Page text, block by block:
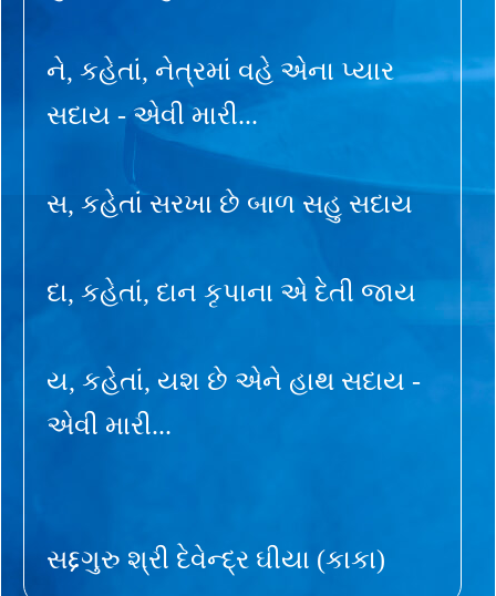
ને, કહેતાં, નેત્રમાં વહે એના પ્યાર
સદાય - એવી મારી...
સ, કહેતાં સરખા છે બાળ સહુ સદાય
દા, કહેતાં, દાન કૃપાના એ દેતી જાય
ય, કહેતાં, યશ છે એને હાથ સદાય -
એવી મારી...
સદ્દગુરુ શ્રી દેવેન્દ્ર ઘીયા (કાકા)